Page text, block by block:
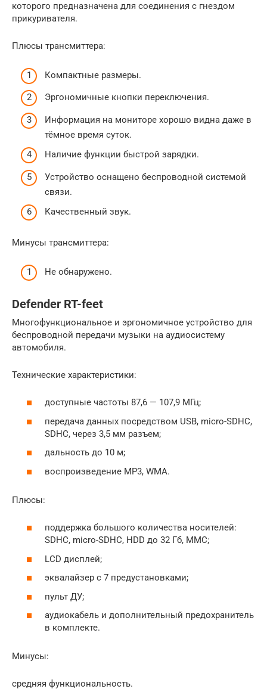
которого предназначена для соединения с гнездом
прикуривателя.
Плюсы трансмиттера:
Компактные размеры.
Эргономичные кнопки переключения.
Информация на мониторе хорошо видна даже в
тёмное время суток.
Наличие функции быстрой зарядки.
Устройство оснащено беспроводной системой
связи.
Качественный звук.
Минусы трансмиттера:
Не обнаружено.
Defender RT-feet
Многофункциональное и эргономичное устройство для
беспроводной передачи музыки на аудиосистему
автомобиля.
Технические характеристики:
доступные частоты 87,6 — 107,9 МГц;
передача данных посредством USB, micro-SDHC,
SDHC, через 3,5 мм разъем;
дальность до 10 м;
воспроизведение MP3, WMA.
Плюсы:
поддержка большого количества носителей:
SDHC, micro-SDHC, HDD до 32 Гб, MMC;
LCD дисплей;
эквалайзер с 7 предустановками;
пульт ДУ;
аудиокабель и дополнительный предохранитель
в комплекте.
Минусы:
средняя функциональность.